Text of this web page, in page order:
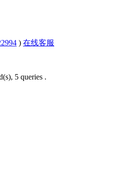
) 在线客服
5 queries .